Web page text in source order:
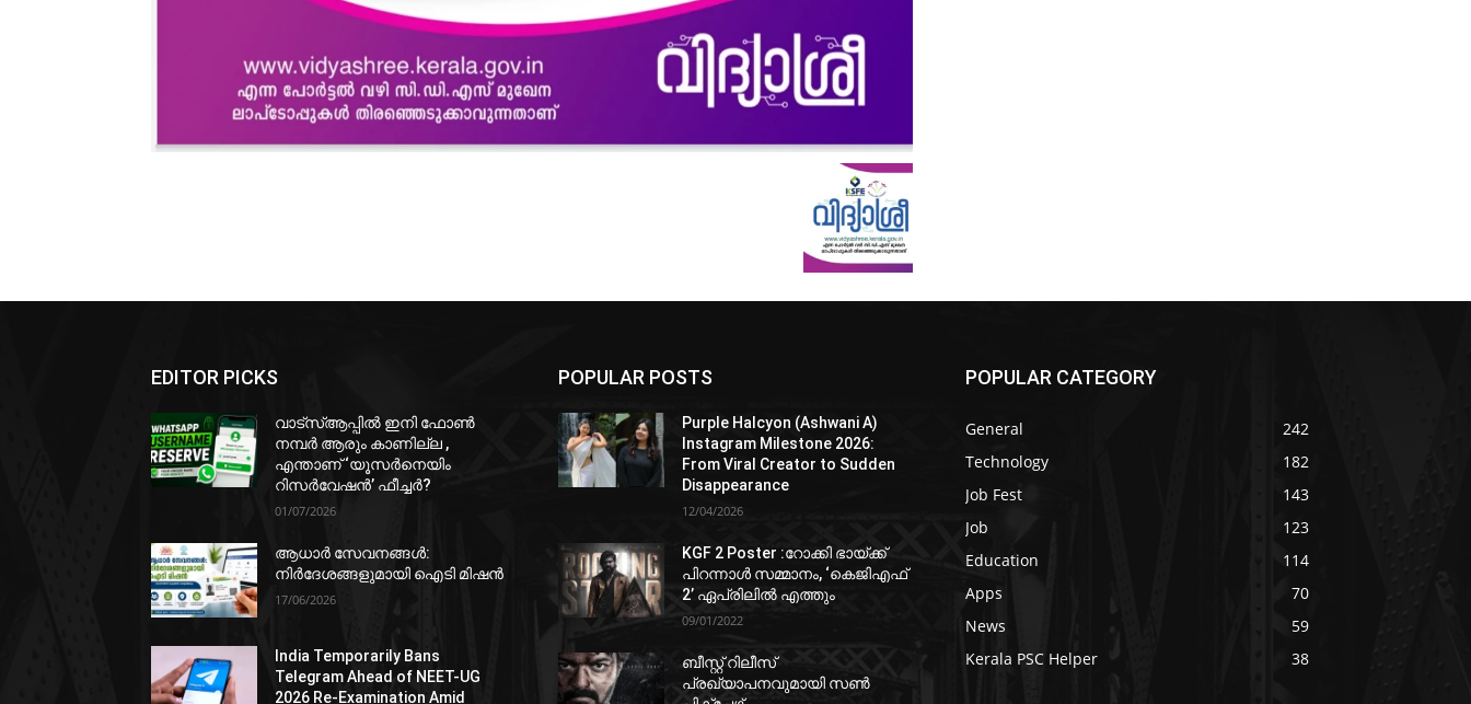
EDITOR PICKS
വാട്‌സ്ആപ്പിൽ ഇനി ഫോൺ
നമ്പർ ആരും കാണില്ല ,
എന്താണ് ‘യൂസർനെയിം
റിസർവേഷൻ’ ഫീച്ചർ?
01/07/2026
ആധാർ സേവനങ്ങൾ:
നിർദേശങ്ങളുമായി ഐടി മിഷൻ
17/06/2026
India Temporarily Bans
Telegram Ahead of NEET-UG
2026 Re-Examination Amid
POPULAR POSTS
Purple Halcyon (Ashwani A)
Instagram Milestone 2026:
From Viral Creator to Sudden
Disappearance
12/04/2026
KGF 2 Poster :റോക്കി ഭായ്ക്ക്
പിറന്നാൾ സമ്മാനം, ‘കെജിഎഫ്
2’ ഏപ്രിലിൽ എത്തും
09/01/2022
ബീസ്റ്റ് റിലീസ്
പ്രഖ്യാപനവുമായി സണ്‍
POPULAR CATEGORY
General
242
Technology
182
Job Fest
143
Job
123
Education
114
Apps
70
News
59
Kerala PSC Helper
38